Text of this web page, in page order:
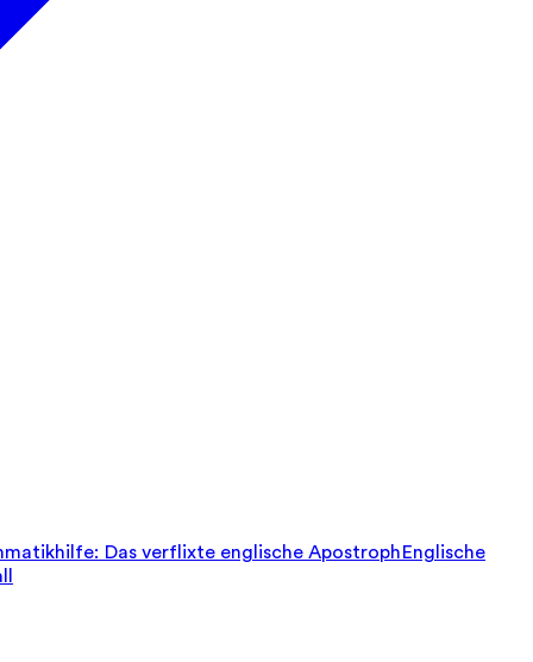
Das verflixte englische ApostrophEnglische